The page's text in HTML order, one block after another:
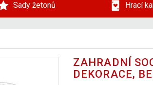
Sady žetonů Hrací
ZAHRADNÍ
DEKORACE,